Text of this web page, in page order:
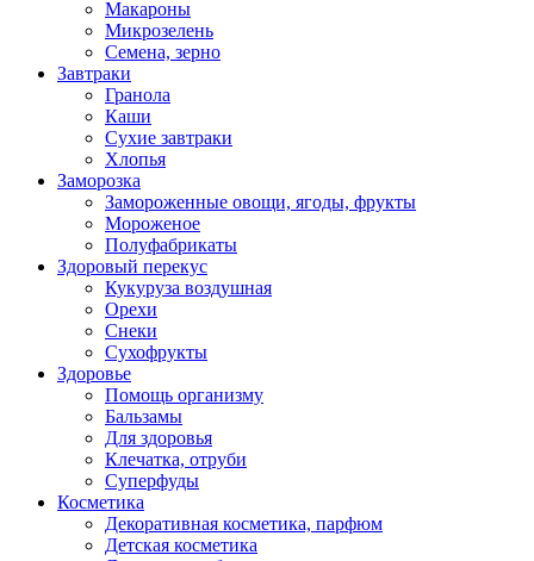
Макароны
Микрозелень
Семена, зерно
Завтраки
Гранола
Каши
Сухие завтраки
Хлопья
Заморозка
Замороженные овощи, ягоды, фрукты
Мороженое
Полуфабрикаты
Здоровый перекус
Кукуруза воздушная
Орехи
Снеки
Сухофрукты
Здоровье
Помощь организму
Бальзамы
Для здоровья
Клечатка, отруби
Суперфуды
Косметика
Декоративная косметика, парфюм
Детская косметика